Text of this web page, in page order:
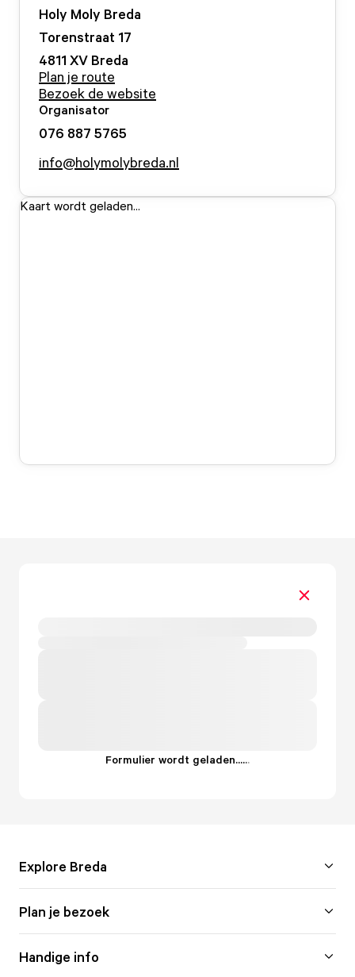
Holy Moly Breda
Torenstraat 17
4811 XV Breda
Plan je route
Bezoek de website
Organisator
076 887 5765
info@holymolybreda.nl
Kaart wordt geladen...
Formulier wordt geladen......
Explore Breda
Plan je bezoek
Handige info